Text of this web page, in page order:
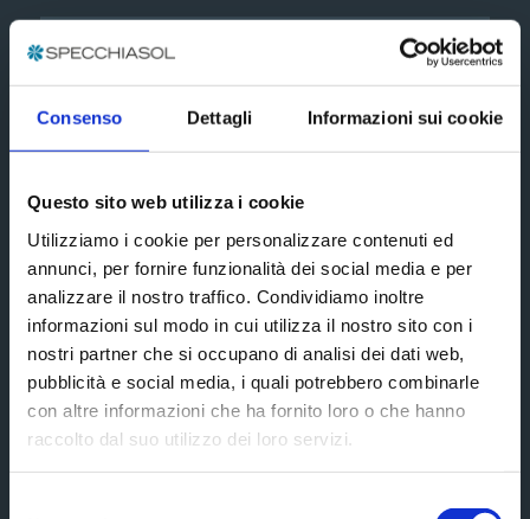
Consenso Dettagli Informazioni sui cookie
Questo sito web utilizza i cookie
Utilizziamo i cookie per personalizzare contenuti ed
annunci, per fornire funzionalità dei social media e per
analizzare il nostro traffico. Condividiamo inoltre
informazioni sul modo in cui utilizza il nostro sito con i
nostri partner che si occupano di analisi dei dati web,
pubblicità e social media, i quali potrebbero combinarle
con altre informazioni che ha fornito loro o che hanno
raccolto dal suo utilizzo dei loro servizi.
Accetto i termini e le condizioni esposte nella
informativa privacy estesa
Subscribe
Social media